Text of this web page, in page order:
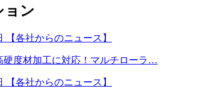
ョン
【各社からのニュース】
硬度材加工に対応！マルチローラ…
【各社からのニュース】